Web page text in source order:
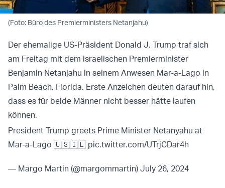
(Foto: Büro des Premierministers Netanjahu)
Der ehemalige US-Präsident Donald J. Trump traf sich
am Freitag mit dem israelischen Premierminister
Benjamin Netanjahu in seinem Anwesen Mar-a-Lago in
Palm Beach, Florida. Erste Anzeichen deuten darauf hin,
dass es für beide Männer nicht besser hätte laufen
können.
President Trump greets Prime Minister Netanyahu at
Mar-a-Lago 🇺🇸🇮🇱 pic.twitter.com/UTrjCDar4h
— Margo Martin (@margommartin) July 26, 2024